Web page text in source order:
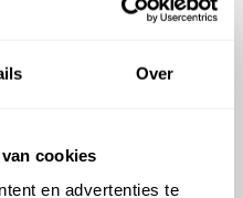
Over
cookies
en advertenties te
uw intellectuele
mogelijk verwijderd kan
een juiste